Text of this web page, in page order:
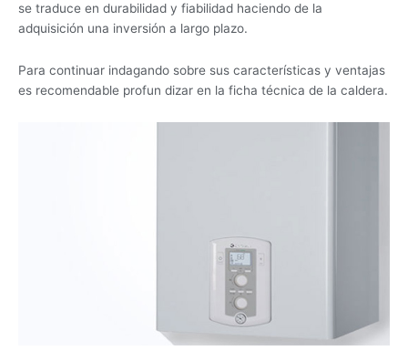
se traduce en durabilidad y fiabilidad haciendo de la
adquisición una inversión a largo plazo.
Para continuar indagando sobre sus características y ventajas
es recomendable profun dizar en la ficha técnica de la caldera.